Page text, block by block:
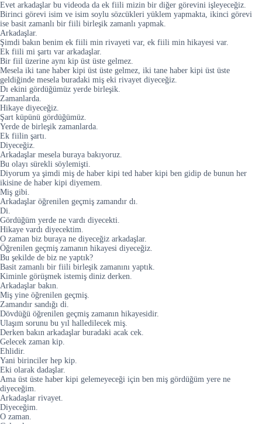
Evet arkadaşlar bu videoda da ek fiili mizin bir diğer görevini işleyeceğiz.
Birinci görevi isim ve isim soylu sözcükleri yüklem yapmakta, ikinci görevi
ise basit zamanlı bir fiili birleşik zamanlı yapmak.
Arkadaşlar.
Şimdi bakın benim ek fiili min rivayeti var, ek fiili min hikayesi var.
Ek fiili mi şartı var arkadaşlar.
Bir fiil üzerine aynı kip üst üste gelmez.
Mesela iki tane haber kipi üst üste gelmez, iki tane haber kipi üst üste
geldiğinde mesela buradaki miş eki rivayet diyeceğiz.
Dı ekini gördüğümüz yerde birleşik.
Zamanlarda.
Hikaye diyeceğiz.
Şart küpünü gördüğümüz.
Yerde de birleşik zamanlarda.
Ek fiilin şartı.
Diyeceğiz.
Arkadaşlar mesela buraya bakıyoruz.
Bu olayı sürekli söylemişti.
Diyorum ya şimdi miş de haber kipi ted haber kipi ben gidip de bunun her
ikisine de haber kipi diyemem.
Miş gibi.
Arkadaşlar öğrenilen geçmiş zamandır dı.
Di.
Gördüğüm yerde ne vardı diyecekti.
Hikaye vardı diyecektim.
O zaman biz buraya ne diyeceğiz arkadaşlar.
Öğrenilen geçmiş zamanın hikayesi diyeceğiz.
Bu şekilde de biz ne yaptık?
Basit zamanlı bir fiili birleşik zamanını yaptık.
Kiminle görüşmek istemiş diniz derken.
Arkadaşlar bakın.
Miş yine öğrenilen geçmiş.
Zamandır sandığı di.
Dövdüğü öğrenilen geçmiş zamanın hikayesidir.
Ulaşım sorunu bu yıl halledilecek miş.
Derken bakın arkadaşlar buradaki acak cek.
Gelecek zaman kip.
Ehlidir.
Yani birinciler hep kip.
Eki olarak dadaşlar.
Ama üst üste haber kipi gelemeyeceği için ben miş gördüğüm yere ne
diyeceğim.
Arkadaşlar rivayet.
Diyeceğim.
O zaman.